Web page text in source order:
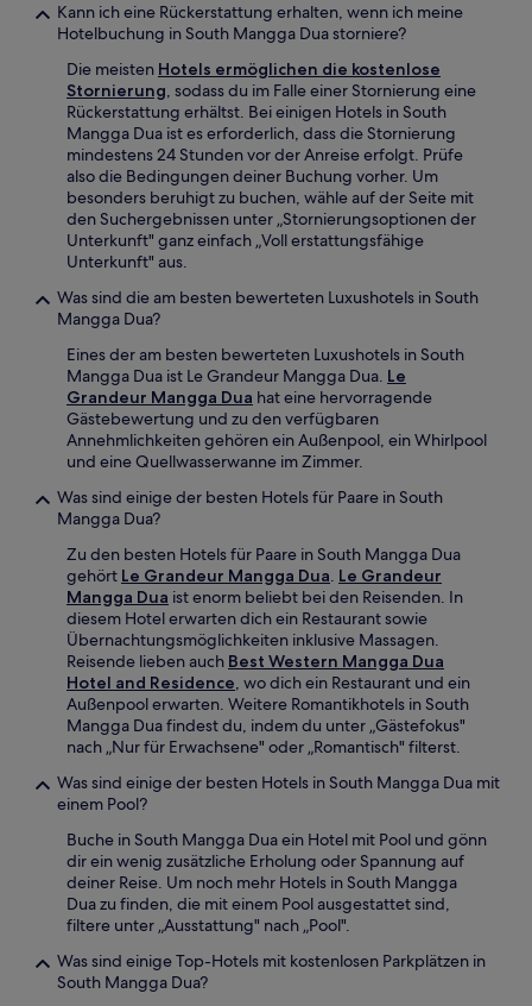
Kann ich eine Rückerstattung erhalten, wenn ich meine
Hotelbuchung in South Mangga Dua storniere?
Die meisten Hotels ermöglichen die kostenlose
Stornierung, sodass du im Falle einer Stornierung eine
Rückerstattung erhältst. Bei einigen Hotels in South
Mangga Dua ist es erforderlich, dass die Stornierung
mindestens 24 Stunden vor der Anreise erfolgt. Prüfe
also die Bedingungen deiner Buchung vorher. Um
besonders beruhigt zu buchen, wähle auf der Seite mit
den Suchergebnissen unter „Stornierungsoptionen der
Unterkunft" ganz einfach „Voll erstattungsfähige
Unterkunft" aus.
Was sind die am besten bewerteten Luxushotels in South
Mangga Dua?
Eines der am besten bewerteten Luxushotels in South
Mangga Dua ist Le Grandeur Mangga Dua. Le
Grandeur Mangga Dua hat eine hervorragende
Gästebewertung und zu den verfügbaren
Annehmlichkeiten gehören ein Außenpool, ein Whirlpool
und eine Quellwasserwanne im Zimmer.
Was sind einige der besten Hotels für Paare in South
Mangga Dua?
Zu den besten Hotels für Paare in South Mangga Dua
gehört Le Grandeur Mangga Dua. Le Grandeur
Mangga Dua ist enorm beliebt bei den Reisenden. In
diesem Hotel erwarten dich ein Restaurant sowie
Übernachtungsmöglichkeiten inklusive Massagen.
Reisende lieben auch Best Western Mangga Dua
Hotel and Residence, wo dich ein Restaurant und ein
Außenpool erwarten. Weitere Romantikhotels in South
Mangga Dua findest du, indem du unter „Gästefokus"
nach „Nur für Erwachsene" oder „Romantisch" filterst.
Was sind einige der besten Hotels in South Mangga Dua mit
einem Pool?
Buche in South Mangga Dua ein Hotel mit Pool und gönn
dir ein wenig zusätzliche Erholung oder Spannung auf
deiner Reise. Um noch mehr Hotels in South Mangga
Dua zu finden, die mit einem Pool ausgestattet sind,
filtere unter „Ausstattung" nach „Pool".
Was sind einige Top-Hotels mit kostenlosen Parkplätzen in
South Mangga Dua?